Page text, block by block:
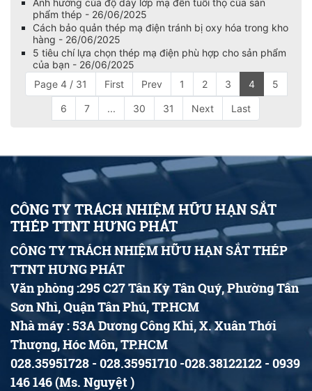
Ảnh hưởng của độ dày lớp mạ đến tuổi thọ của sản
phẩm thép - 26/06/2025
Cách bảo quản thép mạ điện tránh bị oxy hóa trong kho
hàng - 26/06/2025
5 tiêu chí lựa chọn thép mạ điện phù hợp cho sản phẩm
của bạn - 26/06/2025
Page 4 / 31
First Prev 1 2 3 4 5
6 7 ... 30 31 Next Last
CÔNG TY TRÁCH NHIỆM HỮU HẠN SẮT
THÉP TTNT HƯNG PHÁT
CÔNG TY TRÁCH NHIỆM HỮU HẠN SẮT THÉP
TTNT HƯNG PHÁT
Văn phòng :295 C27 Tân Kỳ Tân Quý, Phường Tân
Sơn Nhì, Quận Tân Phú, TP.HCM
Nhà máy : 53A Dương Công Khi, X. Xuân Thới
Thượng, Hóc Môn, TP.HCM
028.35951728 - 028.35951710 -028.38122122 - 0939
146 146 (Ms. Nguyệt )